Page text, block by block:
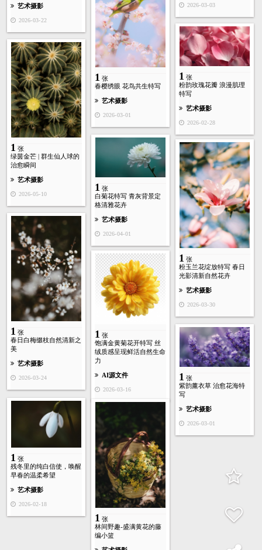
艺术摄影
2026-03-22
2026-03-03
1 张
春樱绣眼 花鸟共生特写
艺术摄影
2026-03-01
1 张
粉韵玫瑰花瓣 浪漫肌理
特写
艺术摄影
2026-02-28
1 张
绿茵金芒 | 群生仙人球的
治愈瞬间
艺术摄影
2026-05-10
1 张
白菊花特写 青灰背景定
格清雅花卉
艺术摄影
2026-04-01
1 张
粉玉兰花绽放特写 春日
光影清新自然花卉
艺术摄影
2026-03-30
1 张
春日白梅缀枝自然清新之
美
艺术摄影
2026-03-24
1 张
饱满金黄菊花开特写 丝
绒质感呈现鲜活自然生命
力
AI源文件
2026-03-16
1 张
紫韵薰衣草 治愈花海特
写
艺术摄影
2026-03-01
1 张
残冬里的纯白信使，唤醒
早春的温柔希望
艺术摄影
2026-02-18
1 张
林间野趣-盛满黄花的藤
编小篮